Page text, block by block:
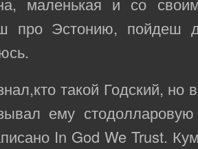
про Эстонию, пойдеш
такой Годский, но
ему
In God We Trust.